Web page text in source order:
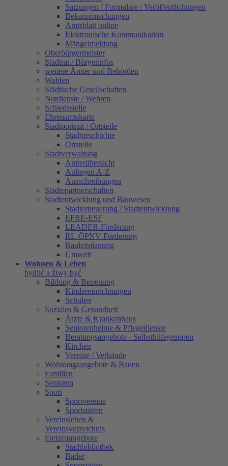
Satzungen / Formulare / Veröffentlichungen
Bekanntmachungen
Amtsblatt online
Elektronische Kommunikation
Mängelmeldung
Oberbürgermeister
Stadtrat / Bürgerinfos
weitere Ämter und Behörden
Wahlen
Städtische Gesellschaften
Notdienste / Wehren
Schiedsstelle
Ehrenamtskarte
Stadtportrait / Ortsteile
Stadtgeschichte
Ortsteile
Stadtverwaltung
Ämterübersicht
Anliegen A-Z
Ausschreibungen
Städtepartnerschaften
Stadtentwicklung und Bauwesen
Stadterneuerung / Stadtentwicklung
EFRE-ESF
LEADER-Förderung
RL-ÖPNV Förderung
Bauleitplanung
Umwelt
Wohnen & Leben
bydlić a žiwy być
Bildung & Betreuung
Kindereinrichtungen
Schulen
Soziales & Gesundheit
Ärzte & Krankenhaus
Seniorenheime & Pflegedienste
Beratungsangebote - Selbsthilfegruppen
Kirchen
Vereine / Verbände
Wohnungsangebote & Bauen
Familien
Senioren
Sport
Sportvereine
Sportstätten
Vereinsleben &
Vereinsverzeichnis
Freizeitangebote
Stadtbibliothek
Bäder